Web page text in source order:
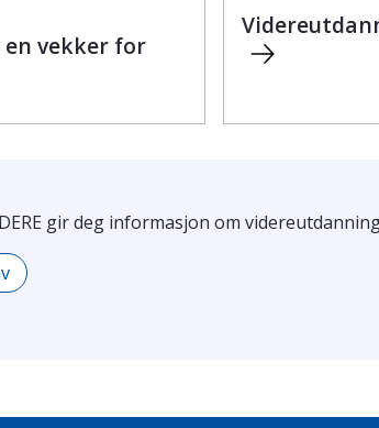
vekker for
gir deg informasjon om